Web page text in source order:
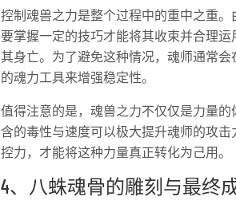
控制魂兽之力是整个过程中的重中之重
要掌握一定的技巧才能将其收束并合理
其身亡。为了避免这种情况，魂师通常
的魂力工具来增强稳定性。
值得注意的是，魂兽之力不仅仅是力量
含的毒性与速度可以极大提升魂师的攻
控力，才能将这种力量真正转化为己用。
4、八蛛魂骨的雕刻与最终